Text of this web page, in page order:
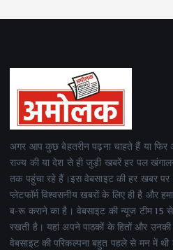
अगर आप कुछ बेहतरीन पढ़ना चाहते हैं या
राज्य की या देश से ही जुड़ी खबरें हर पल
तक पहुंचा रहे हैं।इस वेबसाइट की हर खबर
प्लेटफॉर्म विश्वसनीय खबरों के लिए ही है और
ब-रू कराने का है। वेबसाइट की न्यूज टीम 15 से
रखती है। यहां अपने पाठकों के हितों और उनकी
वेबसाइट की परिकल्पना बहुत पहले से मन में